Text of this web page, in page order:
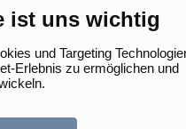
ist uns wichtig
und Targeting
Erlebnis zu ermöglichen und